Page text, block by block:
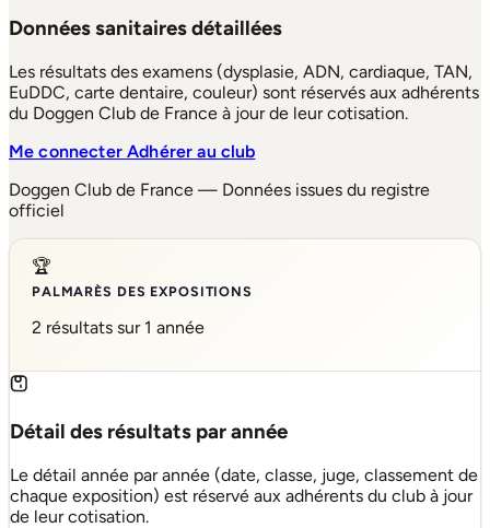
Données sanitaires détaillées
Les résultats des examens (dysplasie, ADN, cardiaque, TAN,
EuDDC, carte dentaire, couleur) sont réservés aux adhérents
du Doggen Club de France à jour de leur cotisation.
Me connecterAdhérer au club
Doggen Club de France — Données issues du registre
officiel
🏆
PALMARÈS DES EXPOSITIONS
2 résultats sur 1 année
Détail des résultats par année
Le détail année par année (date, classe, juge, classement de
chaque exposition) est réservé aux adhérents du club à jour
de leur cotisation.